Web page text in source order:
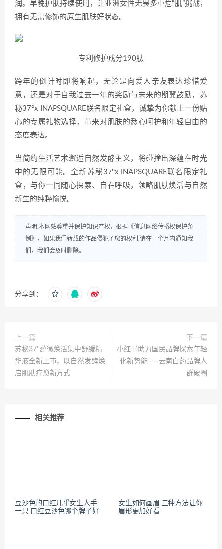
润。早晚护肤持续使用，让亚洲女性无畏多重危“肌”挑战，
拥有无需修饰的原生肌肤好状态。
专利修护成分190肽
跨年的倒计时即将响起，无论是向爱人亲友表达珍惜爱
意，还是对于自我过去一年的奖励与未来的期翼鼓励，苏
秘37°x INAPSQUARE联名限定礼盒，诚挚为你献上一份贴
心的专属礼物选择，带来对肌肤的悉心呵护和年轻自由的
态度表达。
当简约生活艺术邂逅自然发酵主义，将碰撞出深蕴在时光
中的无限可能。全新苏秘37°x INAPSQUARE联名限定礼
盒，与你一同随心探索、自在呼吸，领略肌肤焕活与自然
新生的纯粹愉悦。
声明:本网站尊重并保护知识产权，根据《信息网络传播权保护条
例》，如果我们转载的作品侵犯了您的权利,请在一个月内通知我
们，我们会及时删除。
分享到：
上一篇
苏秘37°蕴微焕活集中舒缓精
华液全新上市，以自然发酵焕
启肌肤疗愈新方式
下一篇
小红书助力国民品牌探索年轻
化新势能——云南白药品牌人
群破圈
相关推荐
豆沙色的口红几乎女生人手
一只 口红豆沙色哪个牌子好
女生如何画眉 三种方法让你
眉形更加好看